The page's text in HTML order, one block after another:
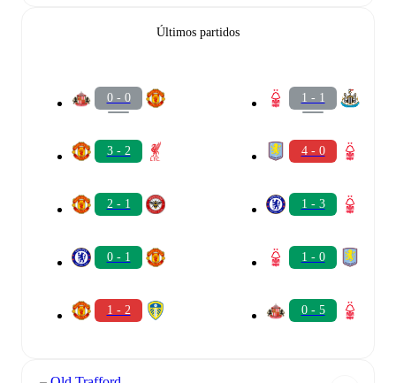
Últimos partidos
0 - 0
3 - 2
2 - 1
0 - 1
1 - 2
1 - 1
4 - 0
1 - 3
1 - 0
0 - 5